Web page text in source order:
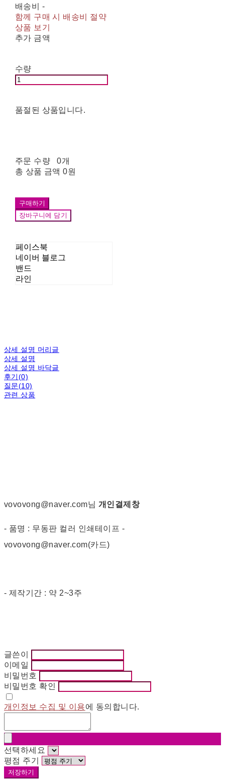
배송비 -
함께 구매 시 배송비 절약
상품 보기
추가 금액
수량
품절된 상품입니다.
주문 수량
0개
총 상품 금액 0원
구매하기
장바구니에 담기
페이스북
네이버 블로그
밴드
라인
상세 설명 머리글
상세 설명
상세 설명 바닥글
후기(0)
질문(10)
관련 상품
vovovong@naver.com님 개인결제창
- 품명 : 무동판 컬러 인쇄테이프 -
vovovong@naver.com(카드)
- 제작기간 : 약 2~3주
글쓴이
이메일
비밀번호
비밀번호 확인
개인정보 수집 및 이용에 동의합니다.
선택하세요
평점 주기
저장하기